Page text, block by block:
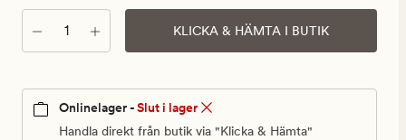
kr.
Ordinarie
pris
Antal KLICKA & HÄMTA I BUTIK
Onlinelager -Slut i lager
Handla direkt från butik via "Klicka & Hämta"